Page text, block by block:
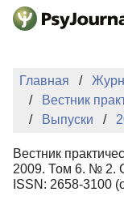
Перейти к
Главная
Вестник
Выпуски
Вестник
2009. Том 6. № 2.
ISSN: 2658-3100